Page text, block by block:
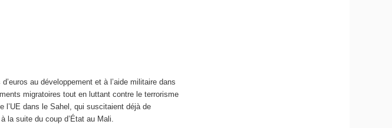
au développement et à l’aide militaire dans
migratoires tout en luttant contre le terrorisme
l’UE dans le Sahel, qui suscitaient déjà de
la suite du coup d’État au Mali.